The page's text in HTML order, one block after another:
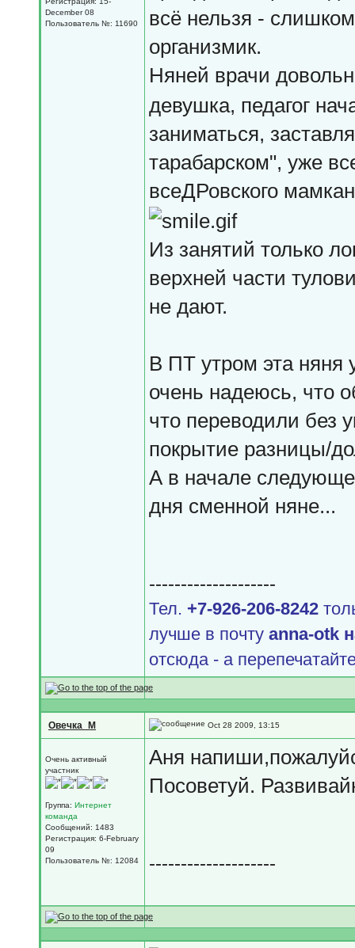
December 08
Пользователь №: 11690
всё нельзя -
организмик.
Няней врачи
девушка, педагог
заниматься,
тарабарском", уже
всеДРовского
Из занятий только
верхней части
не дают.
В ПТ утром эта няня
очень надеюсь, что
что переводили без
покрытие разницы/
А в начале
дня сменной няне...
--------------------
Тел. +7-926-206-8242
лучше в почту аnnа-оtk
отсюда - а
Овечка_М Oct 28 2009, 13:15
Очень активный
участник
Группа: Интернет
команда
Сообщений: 1483
Регистрация: 6-February
09
Пользователь №: 12084
Аня
Посоветуй.
--------------------